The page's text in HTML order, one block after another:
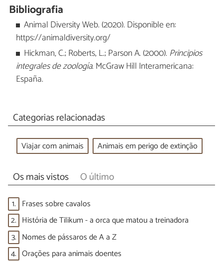
Bibliografia
Animal Diversity Web. (2020). Disponible en:
https://animaldiversity.org/
Hickman, C.; Roberts, L.; Parson A. (2000). Principios
integrales de zoología. McGraw Hill Interamericana:
España.
Categorias relacionadas
Viajar com animais Animais em perigo de extinção
Os mais vistos O último
1. Frases sobre cavalos
2. História de Tilikum - a orca que matou a treinadora
3. Nomes de pássaros de A a Z
4. Orações para animais doentes